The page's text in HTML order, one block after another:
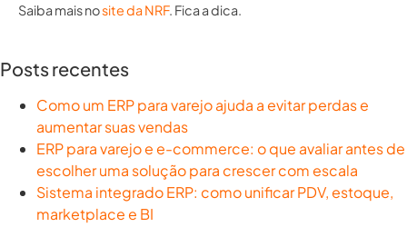
Saiba mais nosite da NRF. Fica a dica.
Posts recentes
Como um ERP para varejo ajuda a evitar perdas e
aumentar suas vendas
ERP para varejo e e-commerce: o que avaliar antes de
escolher uma solução para crescer com escala
Sistema integrado ERP: como unificar PDV, estoque,
marketplace e BI